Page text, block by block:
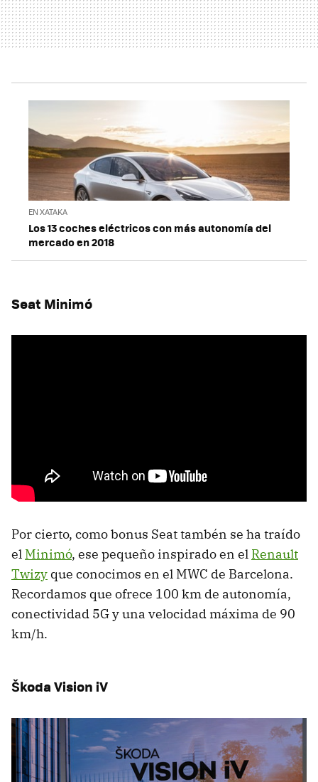
EN XATAKA
Los 13 coches eléctricos con más autonomía del
mercado en 2018
Seat Minimó
Por cierto, como bonus Seat tambén se ha traído
el Minimó, ese pequeño inspirado en el Renault
Twizy que conocimos en el MWC de Barcelona.
Recordamos que ofrece 100 km de autonomía,
conectividad 5G y una velocidad máxima de 90
km/h.
Škoda Vision iV